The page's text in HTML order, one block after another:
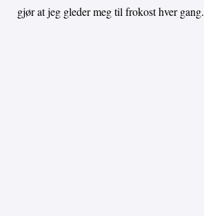
gjør at jeg gleder meg til frokost hver gang.